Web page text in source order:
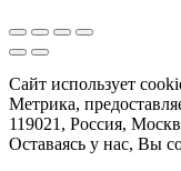
Сайт использует
Метрика,
119021, Россия,
Оставаясь у нас, Вы